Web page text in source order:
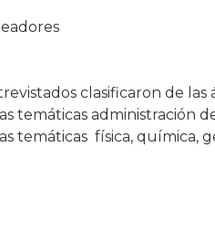
clasificaron de
temáticas administración
temáticas física,